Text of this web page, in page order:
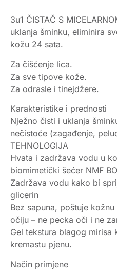
3u1 ČISTAČ S
uklanja šminku, eliminira
kožu 24 sata.
Za čišćenje lica.
Za sve tipove kože.
Za odrasle i tinejdžere.
Karakteristike i prednosti
Nježno čisti i uklanja
nečistoće (zagađenje,
TEHNOLOGIJA
Hvata i zadržava vodu u
biomimetički šećer NMF
Zadržava vodu kako bi
glicerin
Bez sapuna, poštuje
očiju – ne pecka oči i ne
Gel tekstura blagog mirisa
kremastu pjenu.
Način primjene